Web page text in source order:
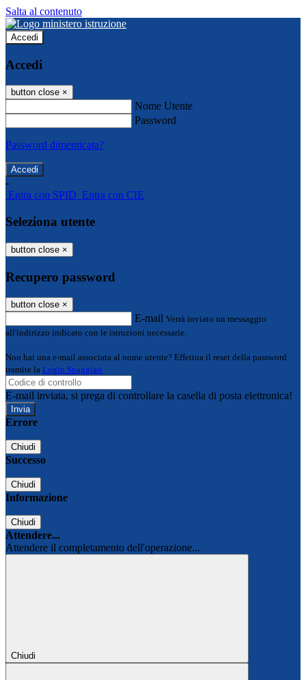
Salta al contenuto
Accedi
Accedi
button close ×
Nome Utente
Password
Password dimenticata?
-
Entra con SPID Entra con CIE
Seleziona utente
button close ×
Recupero password
button close ×
E-mail Verrà inviato un messaggio
all'indirizzo indicato con le istruzioni necessarie.
Non hai una e-mail associata al nome utente? Effettua il reset della password
tramite la Login Spaggiari
E-mail inviata, si prega di controllare la casella di posta elettronica!
Errore
Chiudi
Successo
Chiudi
Informazione
Chiudi
Attendere...
Attendere il completamento dell'operazione...
Chiudi